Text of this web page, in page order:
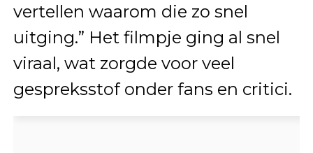
vertellen waarom die zo snel
uitging.” Het filmpje ging al snel
viraal, wat zorgde voor veel
gespreksstof onder fans en critici.